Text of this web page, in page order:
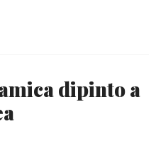
dipinto a